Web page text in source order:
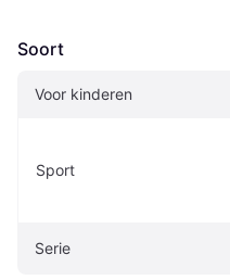
Soort
Voor kinderen
Sport
Serie